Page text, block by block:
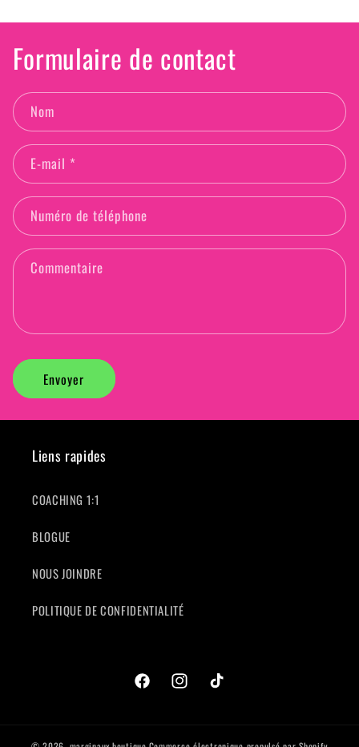
Formulaire de contact
Nom
E-mail *
Numéro de téléphone
Commentaire
Envoyer
Liens rapides
COACHING 1:1
BLOGUE
NOUS JOINDRE
POLITIQUE DE CONFIDENTIALITÉ
FacebookInstagramTikTok